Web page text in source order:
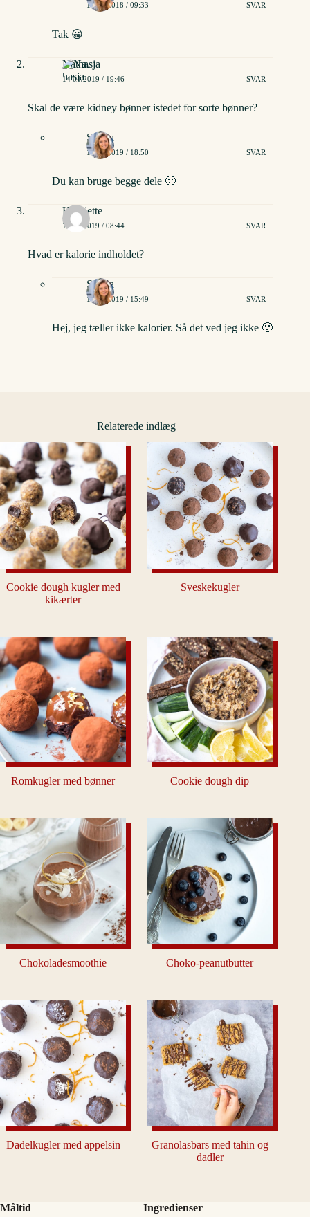
15/06/2018 / 09:33 SVAR
Tak 😀
Nathasja
14/04/2019 / 19:46 SVAR
Skal de være kidney bønner istedet for sorte bønner?
Stinna
15/04/2019 / 18:50 SVAR
Du kan bruge begge dele 🙂
Henriette
13/11/2019 / 08:44 SVAR
Hvad er kalorie indholdet?
Stinna
15/11/2019 / 15:49 SVAR
Hej, jeg tæller ikke kalorier. Så det ved jeg ikke 🙂
Relaterede indlæg
Cookie dough kugler med
kikærter
Sveskekugler
Romkugler med bønner Cookie dough dip
Chokoladesmoothie Choko-peanutbutter
Dadelkugler med appelsin
Granolasbars med tahin og
dadler
Måltid Ingredienser